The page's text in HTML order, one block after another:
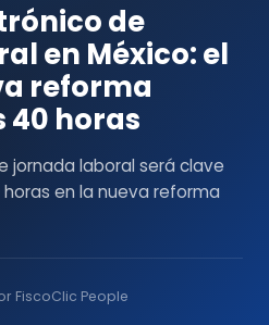
de
en México: el
reforma
40 horas
jornada laboral será clave
en la nueva reforma
FiscoClic People